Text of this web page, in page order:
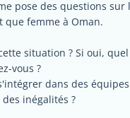
pose des questions sur
femme à Oman.
situation ? Si oui,
vous ?
dans des
inégalités ?